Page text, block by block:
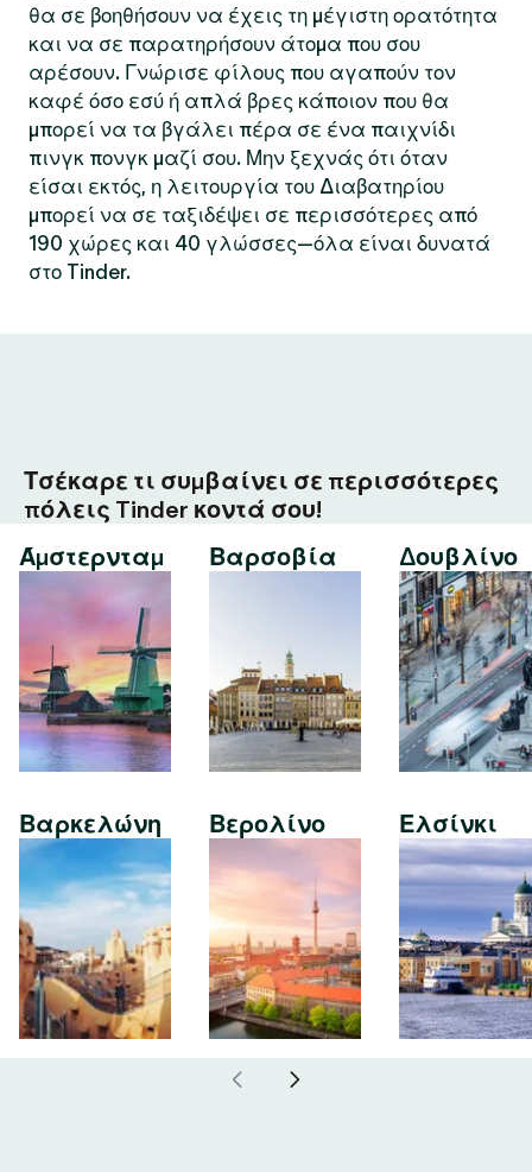
θα σε βοηθήσουν να έχεις τη μέγιστη ορατότητα
και να σε παρατηρήσουν άτομα που σου
αρέσουν. Γνώρισε φίλους που αγαπούν τον
καφέ όσο εσύ ή απλά βρες κάποιον που θα
μπορεί να τα βγάλει πέρα σε ένα παιχνίδι
πινγκ πονγκ μαζί σου. Μην ξεχνάς ότι όταν
είσαι εκτός, η λειτουργία του Διαβατηρίου
μπορεί να σε ταξιδέψει σε περισσότερες από
190 χώρες και 40 γλώσσες—όλα είναι δυνατά
στο Tinder.
Τσέκαρε τι συμβαίνει σε περισσότερες
πόλεις Tinder κοντά σου!
Άμστερνταμ
Βαρκελώνη
Βαρσοβία
Βερολίνο
Δουβλίνο
Ελσίνκι